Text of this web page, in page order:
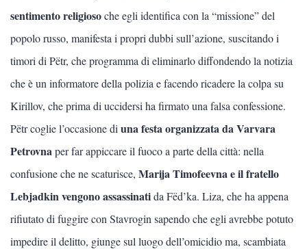
sentimento religiosoche egli identifica con la “missione” del
popolo russo, manifesta i propri dubbi sull’azione, suscitando i
timori di Pëtr, che programma di eliminarlo diffondendo la notizia
che è un informatore della polizia e facendo ricadere la colpa su
Kirillov, che prima di uccidersi ha firmato una falsa confessione.
Pëtr coglie l’occasione di una festa organizzata da Varvara
Petrovnaper far appiccare il fuoco a parte della città: nella
confusione che ne scaturisce, Marija Timofeevna e il fratello
Lebjadkin vengono assassinatida Fëd’ka. Liza, che ha appena
rifiutato di fuggire con Stavrogin sapendo che egli avrebbe potuto
impedire il delitto, giunge sul luogo dell’omicidio ma, scambiata